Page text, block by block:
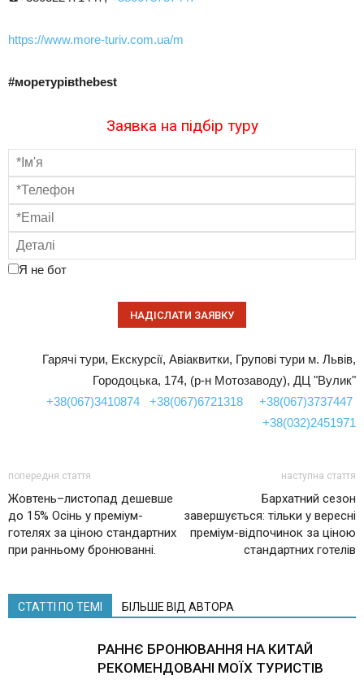
https://www.more-turiv.com.ua/m
#моретурівthebest
Заявка на підбір туру
Я не бот
Гарячі тури, Екскурсії, Авіаквитки, Групові тури м. Львів,
Городоцька, 174, (р-н Мотозаводу), ДЦ "Вулик"
+38(067)3410874
+38(067)6721318
+38(067)3737447
+38(032)2451971
попередня стаття
Жовтень–листопад дешевше
до 15% Осінь у преміум-
готелях за ціною стандартних
при ранньому бронюванні.
наступна стаття
Бархатний сезон
завершується: тільки у вересні
преміум-відпочинок за ціною
стандартних готелів
СТАТТІ ПО ТЕМІ БІЛЬШЕ ВІД АВТОРА
РАННЄ БРОНЮВАННЯ НА КИТАЙ
РЕКОМЕНДОВАНІ МОЇХ ТУРИСТІВ